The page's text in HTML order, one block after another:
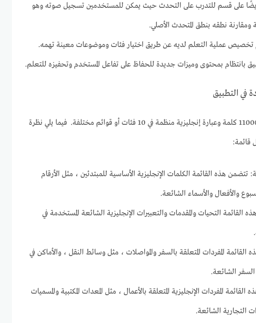
على قسم للتدرب على التحدث حيث يمكن للمستخدمين تسجيل صوته وهو
ومقارنة نطقه بنطق المتحدث الأصلي.
عملية التعلم لديه عن طريق اختيار فئات وموضوعات معينة تهمه.
بانتظام بمحتوى وميزات جديدة للحفاظ على تفاعل المستخدم وتحفيزه للتعلم.
في التطبيق
يحتوي التطبيق على 11000 كلمة وعبارة إنجليزية منظمة في 10 فئات أو قوائم مختلفة. فيما يلي نظرة
قائمة:
تتضمن هذه القائمة الكلمات الإنجليزية الأساسية للمبتدئين ، مثل الأرقام
والأفعال والأسماء الشائعة.
القائمة التحيات والمقدمات والتعبيرات الإنجليزية الشائعة المستخدمة في
المفردات المتعلقة بالسفر والمواصلات ، مثل وسائط النقل ، والأماكن في
السفر الشائعة.
المفردات الإنجليزية المتعلقة بالأعمال ، مثل المعدات المكتبية والمسميات
التجارية الشائعة.